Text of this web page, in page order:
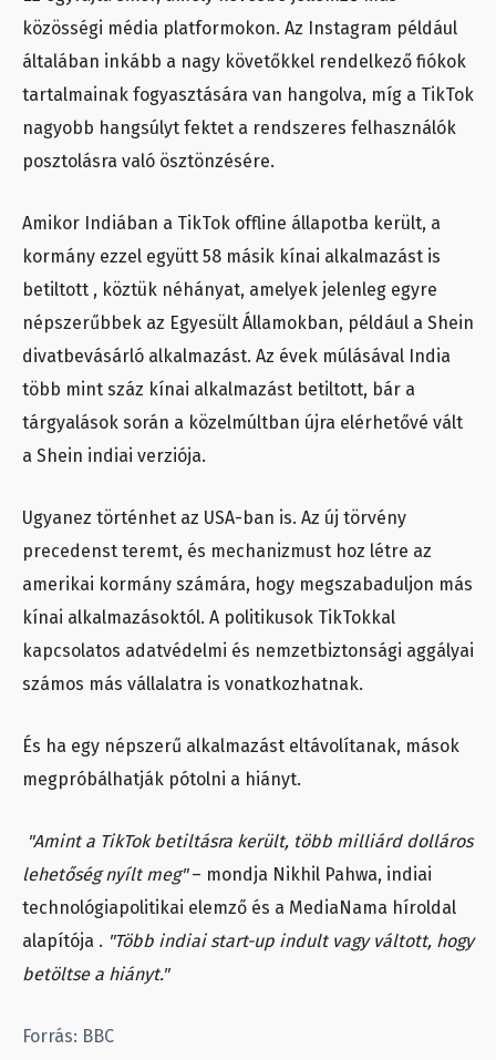
közösségi média platformokon. Az Instagram például
általában inkább a nagy követőkkel rendelkező fiókok
tartalmainak fogyasztására van hangolva, míg a TikTok
nagyobb hangsúlyt fektet a rendszeres felhasználók
posztolásra való ösztönzésére.
Amikor Indiában a TikTok offline állapotba került, a
kormány ezzel együtt 58 másik kínai alkalmazást is
betiltott , köztük néhányat, amelyek jelenleg egyre
népszerűbbek az Egyesült Államokban, például a Shein
divatbevásárló alkalmazást. Az évek múlásával India
több mint száz kínai alkalmazást betiltott, bár a
tárgyalások során a közelmúltban újra elérhetővé vált
a Shein indiai verziója.
Ugyanez történhet az USA-ban is. Az új törvény
precedenst teremt, és mechanizmust hoz létre az
amerikai kormány számára, hogy megszabaduljon más
kínai alkalmazásoktól. A politikusok TikTokkal
kapcsolatos adatvédelmi és nemzetbiztonsági aggályai
számos más vállalatra is vonatkozhatnak.
És ha egy népszerű alkalmazást eltávolítanak, mások
megpróbálhatják pótolni a hiányt.
"Amint a TikTok betiltásra került, több milliárd dolláros
lehetőség nyílt meg"– mondja Nikhil Pahwa, indiai
technológiapolitikai elemző és a MediaNama híroldal
alapítója . "Több indiai start-up indult vagy váltott, hogy
betöltse a hiányt."
Forrás: BBC